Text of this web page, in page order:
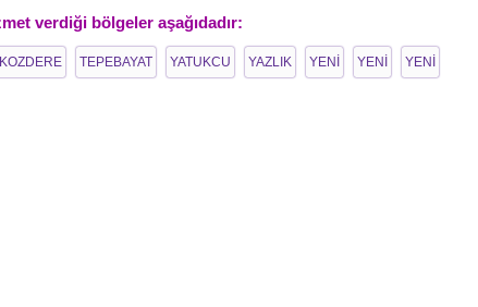
verdiği bölgeler aşağıdadır:
KOZDERE TEPEBAYAT YATUKCU YAZLIK YENİ YENİ YENİ